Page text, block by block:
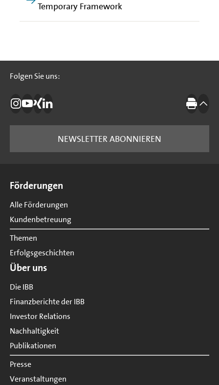
Temporary Framework
Folgen Sie uns:
Folgen Sie uns:
Die IBB auf Instagram
Die IBB auf YouTube
Die IBB auf Xing
Die IBB auf LinkedIn Drucken
NEWSLETTER ABONNIEREN
Förderungen
Alle Förderungen
Kundenbetreuung
Themen
Erfolgsgeschichten
Über uns
Die IBB
Finanzberichte der IBB
Investor Relations
Nachhaltigkeit
Publikationen
Presse
Veranstaltungen